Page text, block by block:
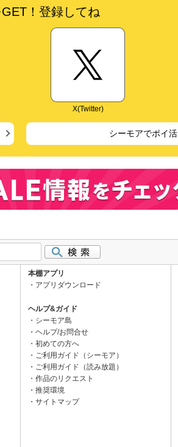
！登録してね
X(Twitter)
シーモアでポイ活
本棚アプリ
アプリダウンロード
ヘルプ&ガイド
シーモア島
ヘルプ/お問合せ
初めての方へ
ご利用ガイド（シーモア）
ご利用ガイド（読み放題）
作品のリクエスト
推奨環境
サイトマップ